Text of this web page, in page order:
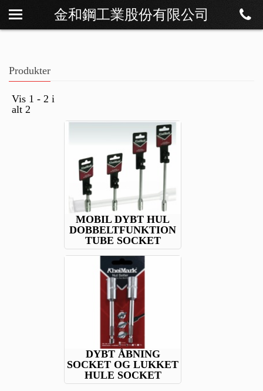
金和鋼工業股份有限公司
Om os
Kontakt
Produkter
Vis 1 - 2 i
alt 2
MOBIL DYBT HUL
DOBBELTFUNKTION
TUBE SOCKET
DYBT ÅBNING
SOCKET OG LUKKET
HULE SOCKET